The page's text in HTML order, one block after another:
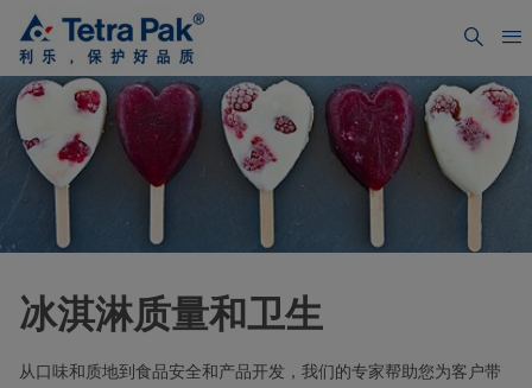
冰淇淋质量和卫生
从口味和质地到食品安全和产品开发，我们的专家帮助您为客户带